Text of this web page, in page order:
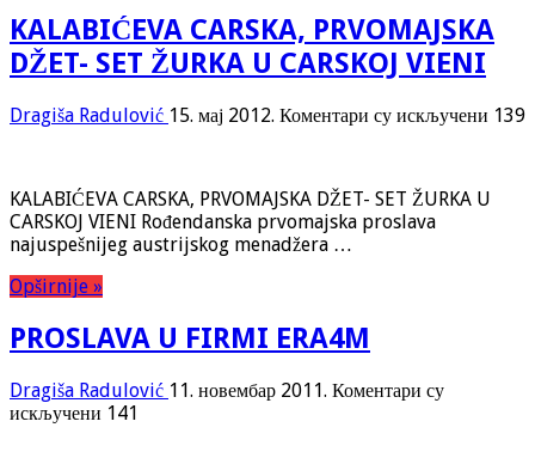
Kotora
KALABIĆEVA CARSKA, PRVOMAJSKA
DŽET- SET ŽURKA U CARSKOJ VIENI
Dragiša Radulović 15. мај 2012. Коментари су искључени на
139
KALABIĆEVA CARSKA, PRVOMAJSKA DŽET- SET ŽURKA U
CARSKOJ VIENI Rođendanska prvomajska proslava
najuspešnijeg austrijskog menadžera …
Opširnije »
PROSLAVA U FIRMI ERA4M
Dragiša Radulović 11. новембар 2011. Коментари су
искључени на
141